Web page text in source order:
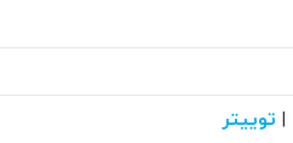
| توییتر